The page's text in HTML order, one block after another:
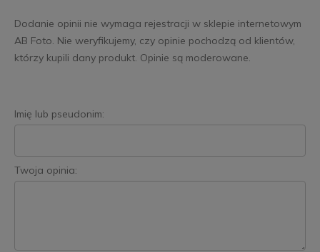
Dodanie opinii nie wymaga rejestracji w sklepie internetowym
AB Foto. Nie weryfikujemy, czy opinie pochodzą od klientów,
którzy kupili dany produkt. Opinie są moderowane.
Imię lub pseudonim:
Twoja opinia: